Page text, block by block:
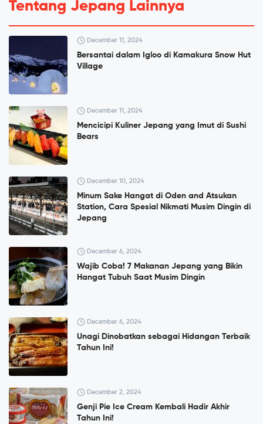
Tentang Jepang Lainnya
December 11, 2024
Bersantai dalam Igloo di Kamakura Snow Hut
Village
December 11, 2024
Mencicipi Kuliner Jepang yang Imut di Sushi
Bears
December 10, 2024
Minum Sake Hangat di Oden and Atsukan
Station, Cara Spesial Nikmati Musim Dingin di
Jepang
December 6, 2024
Wajib Coba! 7 Makanan Jepang yang Bikin
Hangat Tubuh Saat Musim Dingin
December 6, 2024
Unagi Dinobatkan sebagai Hidangan Terbaik
Tahun Ini!
December 2, 2024
Genji Pie Ice Cream Kembali Hadir Akhir
Tahun Ini!